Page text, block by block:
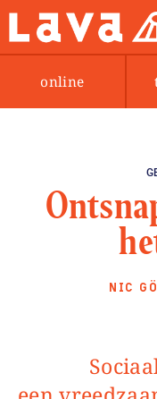
online
NIC
Sociaal overleg is noch een doel, noch